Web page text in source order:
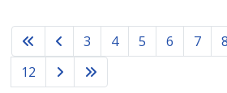
3 4 5 6 7 8
12